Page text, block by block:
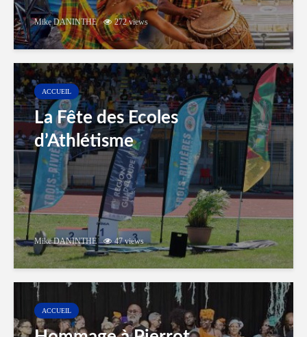
Mike DANINTHE 272 views
ACCUEIL
La Fête des Ecoles
d’Athlétisme
Mike DANINTHE 47 views
ACCUEIL